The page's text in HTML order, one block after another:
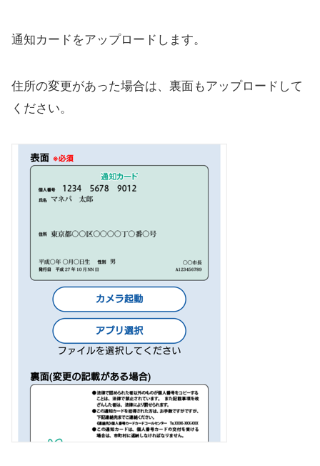
通知カードをアップロードします。
住所の変更があった場合は、裏面もアップロードして
ください。